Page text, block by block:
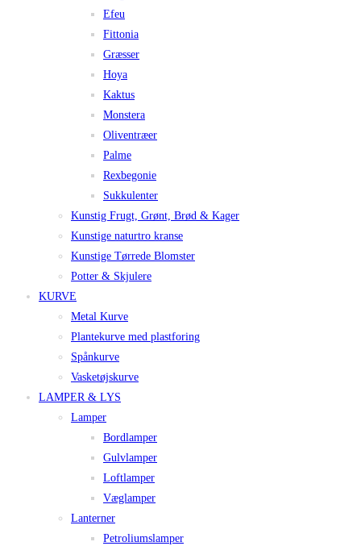
Efeu
Fittonia
Græsser
Hoya
Kaktus
Monstera
Oliventræer
Palme
Rexbegonie
Sukkulenter
Kunstig Frugt, Grønt, Brød & Kager
Kunstige naturtro kranse
Kunstige Tørrede Blomster
Potter & Skjulere
KURVE
Metal Kurve
Plantekurve med plastforing
Spånkurve
Vasketøjskurve
LAMPER & LYS
Lamper
Bordlamper
Gulvlamper
Loftlamper
Væglamper
Lanterner
Petroliumslamper